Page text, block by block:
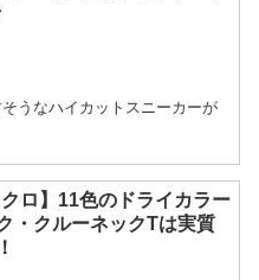
うなハイカットスニーカーが
クロ】11色のドライカラー
・クルーネックTは実質